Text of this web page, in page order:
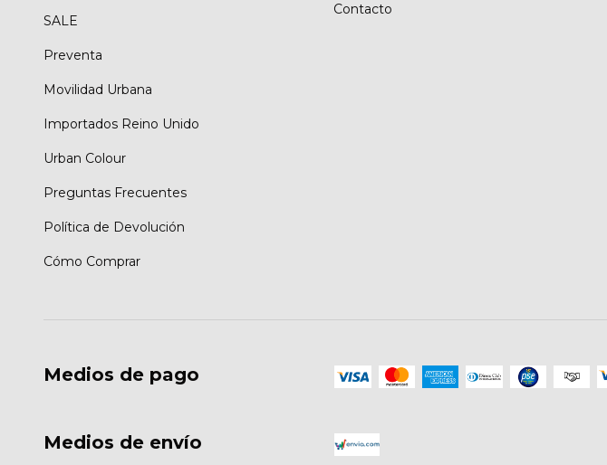
SALE
Preventa
Movilidad Urbana
Importados Reino Unido
Urban Colour
Preguntas Frecuentes
Política de Devolución
Cómo Comprar
Contacto
Medios de pago
Medios de envío